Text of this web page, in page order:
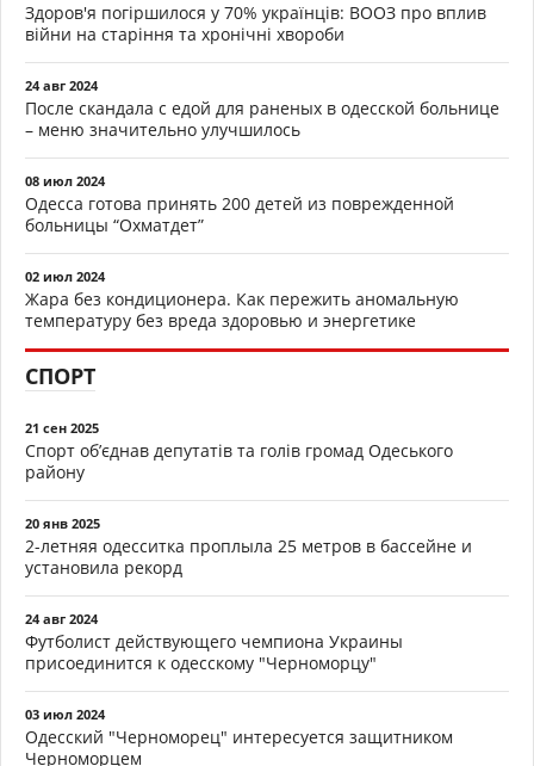
Здоров'я погіршилося у 70% українців: ВООЗ про вплив
війни на старіння та хронічні хвороби
24 авг 2024
После скандала с едой для раненых в одесской больнице
– меню значительно улучшилось
08 июл 2024
Одесса готова принять 200 детей из поврежденной
больницы “Охматдет”
02 июл 2024
Жара без кондиционера. Как пережить аномальную
температуру без вреда здоровью и энергетике
СПОРТ
21 сен 2025
Спорт об’єднав депутатів та голів громад Одеського
району
20 янв 2025
2-летняя одесситка проплыла 25 метров в бассейне и
установила рекорд
24 авг 2024
Футболист действующего чемпиона Украины
присоединится к одесскому "Черноморцу"
03 июл 2024
Одесский "Черноморец" интересуется защитником
Черноморцем